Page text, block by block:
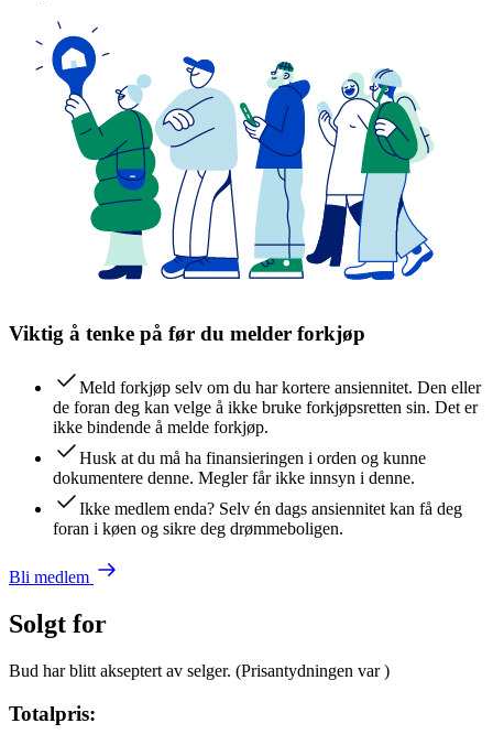
Viktig å tenke på før du melder forkjøp
Meld forkjøp selv om du har kortere ansiennitet. Den eller
de foran deg kan velge å ikke bruke forkjøpsretten sin. Det er
ikke bindende å melde forkjøp.
Husk at du må ha finansieringen i orden og kunne
dokumentere denne. Megler får ikke innsyn i denne.
Ikke medlem enda? Selv én dags ansiennitet kan få deg
foran i køen og sikre deg drømmeboligen.
Bli medlem
Solgt for
Bud har blitt akseptert av selger. (Prisantydningen var)
Totalpris: